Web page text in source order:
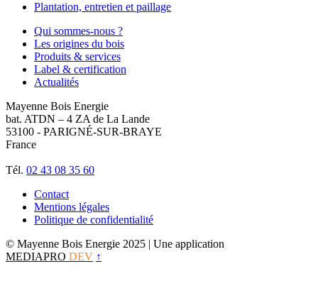
Plantation, entretien et paillage
Qui sommes-nous ?
Les origines du bois
Produits & services
Label & certification
Actualités
Mayenne Bois Energie
bat. ATDN – 4 ZA de La Lande
53100 - PARIGNÉ-SUR-BRAYE
France
Tél. 02 43 08 35 60
Contact
Mentions légales
Politique de confidentialité
© Mayenne Bois Energie 2025 | Une application
MEDIAPRO DEV ↑